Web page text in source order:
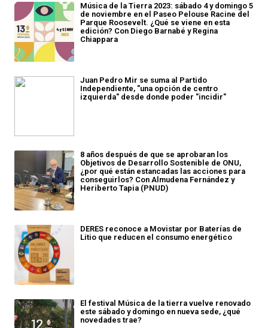
Música de la Tierra 2023: sábado 4 y domingo 5
de noviembre en el Paseo Pelouse Racine del
Parque Roosevelt. ¿Qué se viene en esta
edición? Con Diego Barnabé y Regina
Chiappara
Juan Pedro Mir se suma al Partido
Independiente, "una opción de centro
izquierda" desde donde poder "incidir"
8 años después de que se aprobaran los
Objetivos de Desarrollo Sostenible de ONU,
¿por qué están estancadas las acciones para
conseguirlos? Con Almudena Fernández y
Heriberto Tapia (PNUD)
DERES reconoce a Movistar por Baterías de
Litio que reducen el consumo energético
El festival Música de la tierra vuelve renovado
este sábado y domingo en nueva sede, ¿qué
novedades trae?